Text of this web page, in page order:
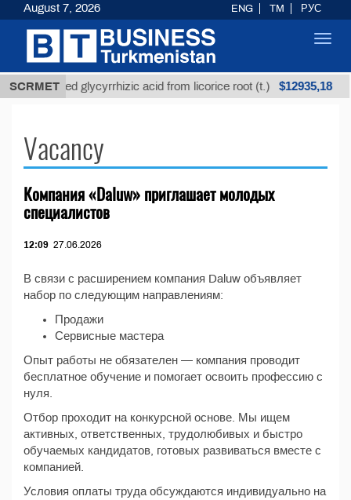
SCRMET
Unrefined glycyrrhizic acid from licorice root (t.) $12935,18
Vacancy
Компания «Daluw» приглашает молодых
специалистов
12:09 27.06.2026
В связи с расширением компания Daluw объявляет
набор по следующим направлениям:
Продажи
Сервисные мастера
Опыт работы не обязателен — компания проводит
бесплатное обучение и помогает освоить профессию с
нуля.
Отбор проходит на конкурсной основе. Мы ищем
активных, ответственных, трудолюбивых и быстро
обучаемых кандидатов, готовых развиваться вместе с
компанией.
Условия оплаты труда обсуждаются индивидуально на
August 7, 2026 ENG TM РУС